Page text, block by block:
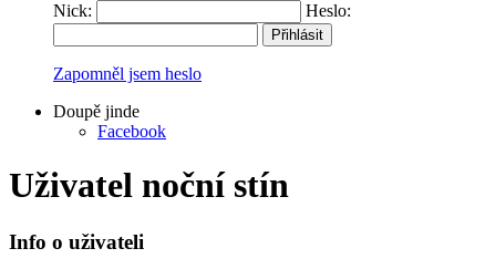
Nick: Heslo:
Zapomněl jsem heslo
Doupě jinde
Facebook
Uživatel noční stín
Info o uživateli